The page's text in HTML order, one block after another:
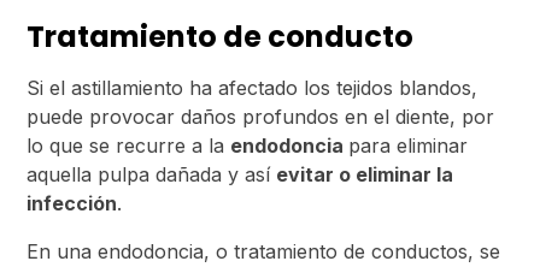
Tratamiento de conducto
Si el astillamiento ha afectado los tejidos blandos,
puede provocar daños profundos en el diente, por
lo que se recurre a la endodoncia para eliminar
aquella pulpa dañada y así evitar o eliminar la
infección.
En una endodoncia, o tratamiento de conductos, se